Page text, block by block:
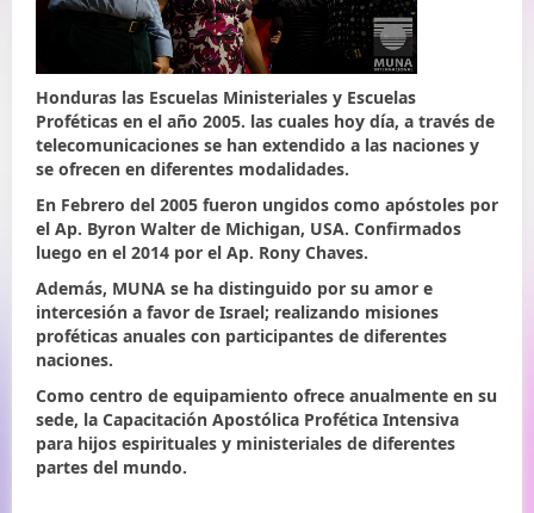
Honduras las Escuelas Ministeriales y Escuelas
Proféticas en el año 2005. las cuales hoy día, a través de
telecomunicaciones se han extendido a las naciones y
se ofrecen en diferentes modalidades.
En Febrero del 2005 fueron ungidos como apóstoles por
el Ap. Byron Walter de Michigan, USA. Confirmados
luego en el 2014 por el Ap. Rony Chaves.
Además, MUNA se ha distinguido por su amor e
intercesión a favor de Israel; realizando misiones
proféticas anuales con participantes de diferentes
naciones.
Como centro de equipamiento ofrece anualmente en su
sede, la Capacitación Apostólica Profética Intensiva
para hijos espirituales y ministeriales de diferentes
partes del mundo.